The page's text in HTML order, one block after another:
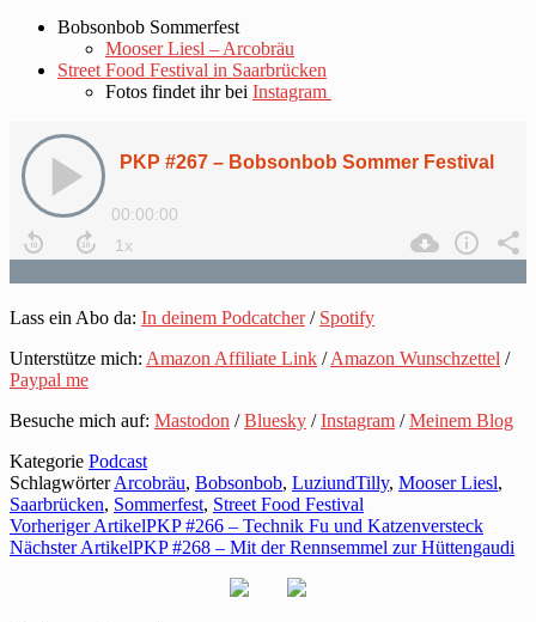
Bobsonbob Sommerfest
Mooser Liesl – Arcobräu
Street Food Festival in Saarbrücken
Fotos findet ihr bei Instagram
Lass ein Abo da: In deinem Podcatcher/ Spotify
Unterstütze mich: Amazon Affiliate Link /Amazon Wunschzettel /
Paypal me
Besuche mich auf: Mastodon /Bluesky /Instagram /Meinem Blog
Kategorie Podcast
SchlagwörterArcobräu, Bobsonbob, LuziundTilly, Mooser Liesl,
Saarbrücken, Sommerfest, Street Food Festival
Vorheriger ArtikelPKP #266 – Technik Fu und Katzenversteck
Nächster ArtikelPKP #268 – Mit der Rennsemmel zur Hüttengaudi